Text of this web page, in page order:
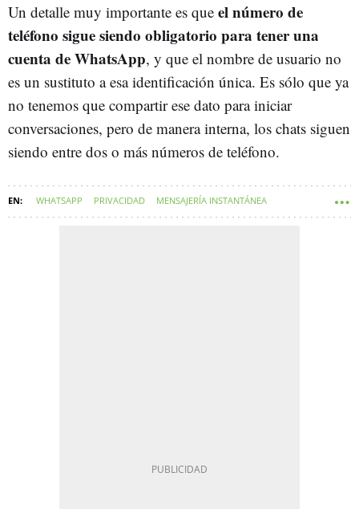
Un detalle muy importante es que el número de
teléfono sigue siendo obligatorio para tener una
cuenta de WhatsApp, y que el nombre de usuario no
es un sustituto a esa identificación única. Es sólo que ya
no tenemos que compartir ese dato para iniciar
conversaciones, pero de manera interna, los chats siguen
siendo entre dos o más números de teléfono.
WHATSAPP PRIVACIDAD MENSAJERÍA INSTANTÁNEA